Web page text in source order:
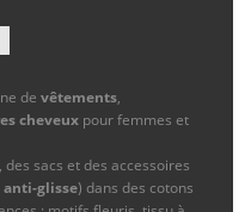
de vêtements,
cheveux pour femmes et
sacs et des accessoires
glisse) dans des cotons